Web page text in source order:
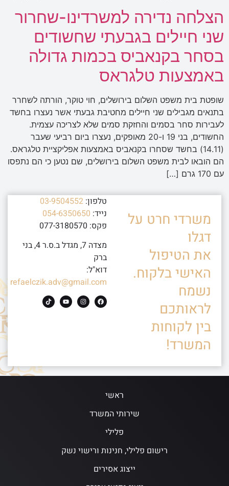
הצלחה נדירה למשרדינו-שחרור
שני חיילים בגבעתי שחשודים
בסחר בקנאביס בכמות גדולה
באמצעות טלגראס
שופטת בית משפט השלום בירושלים, חוי טוקר, הורתה לשחרר
בתנאים מגבילים שני חיילים מחטיבת גבעתי אשר נעצרו בחשד
לעבירות סחר בסמים והחזקת סמים שלא לצריכה עצמית.
החשודים, בני 19 ו-20 מאופקים, נעצרו ביום רביעי שעבר
(14.11) בחשד שסחרו בקנאביס באמצעות אפליקציית טלגראס.
הם הובאו לבית משפט השלום בירושלים, שם נטען כי הם נתפסו
עם 170 גרם […]
משרדי חרט על
דגלו
את הטיפול
האישי בלקוח.
נשמח
לראותכם
בין לקוחות
המשרד!
טלפון: 03-9504552
נייד: 054-6350650
פקס: 077-3180570
מצדה 7, מגדל ב.ס.ר 4, בני
ברק
דוא"ל:
refaelczik.adv@gmail.com
ראשי
שירותי המשרד
פלילי
רישום פלילי, חנינות ורישוי נשק
ייצוג אסירים